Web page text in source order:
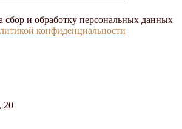
сбор и обработку персональных данных
конфиденциальности
20